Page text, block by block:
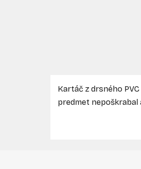
Kartáč z drsného
predmet nepoškrabal